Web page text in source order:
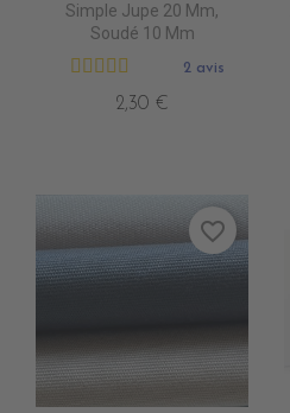
Simple Jupe 20 Mm,
Soudé 10 Mm
2 avis
2,30 €
favorite_border